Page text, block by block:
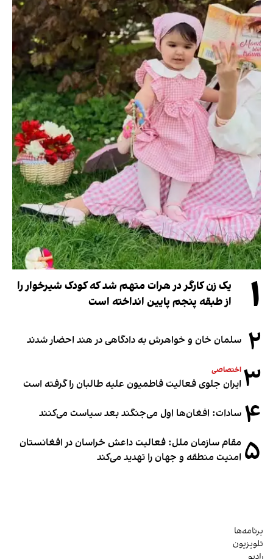
۱
یک زن کارگر در هرات متهم شد که کودک شیرخوار را
از طبقه پنجم پایین انداخته است
۲ سلمان خان و خواهرش به دادگاهی در هند احضار شدند
۳ اختصاصی
ایران جلوی فعالیت فاطمیون علیه طالبان را گرفته است
۴ سادات: افغان‌ها اول می‌جنگند بعد سیاست می‌کنند
۵ مقام سازمان ملل: فعالیت داعش خراسان در افغانستان
امنیت منطقه و جهان را تهدید می‌کند
برنامه‌ها
تلویزیون